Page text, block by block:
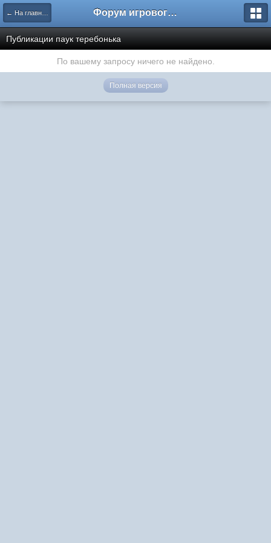
← На главную Форум игрового проекта Riverrise
Публикации паук теребонька
По вашему запросу ничего не найдено.
Полная версия